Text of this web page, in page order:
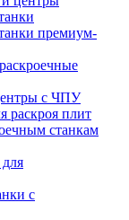
премиум-
с ЧПУ
раскроя плит
станкам
с